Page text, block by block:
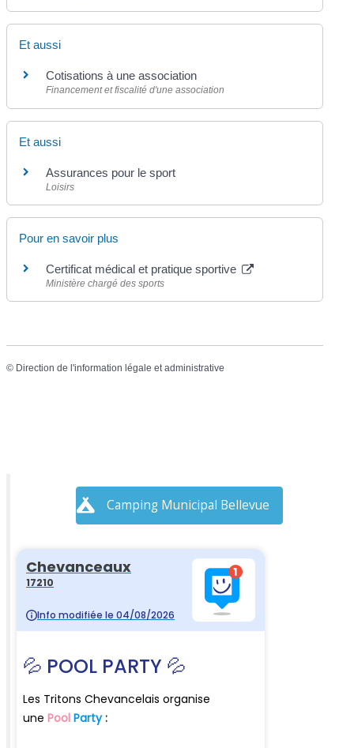
Et aussi
Cotisations à une association
Financement et fiscalité d'une association
Et aussi
Assurances pour le sport
Loisirs
Pour en savoir plus
Certificat médical et pratique sportive
Ministère chargé des sports
© Direction de l'information légale et administrative
Camping Municipal Bellevue